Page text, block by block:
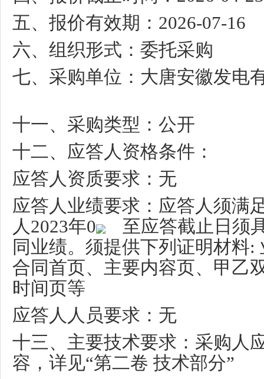
五、报价有效期： 2026-07-16
六、组织形式：委托采购
七、采购单位：大唐安徽发电
十一、采购类型：公开
十二、应答人资格条件：
应答人资质要求：无
应答人业绩要求：应答人须满
人2023年0
至应答截止日须
同业绩。须提供下列证明材料:
合同首页、主要内容页、甲乙
时间页等
应答人人员要求：无
十三、主要技术要求：采购人
容，详见“第二卷 技术部分”